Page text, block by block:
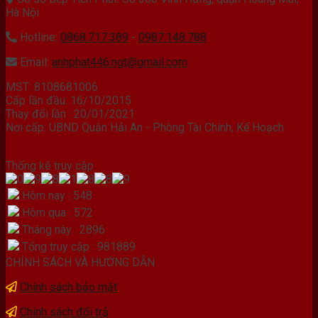
Hà Nội
Hotline: 0868.717.389 - 0987.148.788
Email: anhphat446.ngt@gmail.com
MST: 8108681006
Cấp lần đầu: 16/10/2015
Thay đổi lần : 20/01/2021
Nơi cấp: UBND Quận Hải An - Phòng Tài Chính, Kế Hoạch
Thống kê truy cập
Hôm nay : 548
Hôm qua : 572
Tháng này : 2896
Tổng truy cập : 981889
CHÍNH SÁCH VÀ HƯỚNG DẪN
Chính sách bảo mật
Chính sách đổi trả